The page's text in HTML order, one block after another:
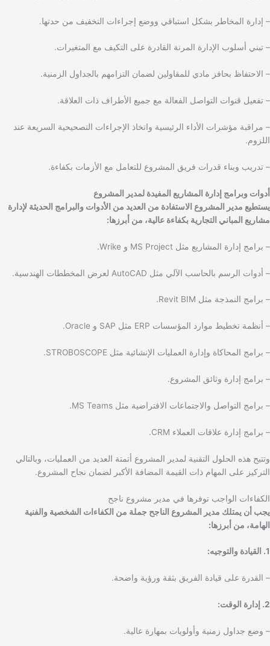
– إدارة المخاطر بشكل استباقي ووضع إجراءات التخفيف من حدتها.
– تبني أسلوب الإدارة المرنة القادرة على التكيف مع المتغيرات.
– الاحتفاظ بحافز مادي للمقاولين لضمان التزامهم بالجداول الزمنية.
– تفعيل قنوات التواصل الفعالة مع جميع الأطراف ذات العلاقة.
– مراقبة مؤشرات الأداء الرئيسية واتخاذ الإجراءات التصحيحية السريعة عند
اللزوم.
– تدريب وبناء قدرات فريق المشروع للتعامل مع الأزمات بكفاءة.
أدوات وبرامج إدارة المشاريع المفيدة لمدير المشروع
يستطيع مدير المشروع الاستفادة من العديد من الأدوات والبرامج الحديثة لإدارة
مشاريع المباني التجارية بكفاءة عالية، من أبرزها:
– برامج إدارة المشاريع مثل MS Project و Wrike.
– أدوات الرسم بالحاسب الآلي مثل AutoCAD لعرض المخططات الهندسية.
– برامج النمذجة مثل Revit BIM.
– أنظمة تخطيط موارد المؤسسات ERP مثل SAP و Oracle.
– برامج المحاكاة وإدارة العمليات الإنشائية مثل STROBOSCOPE.
– برامج إدارة وثائق المشروع.
– برامج التواصل والاجتماعات الافتراضية مثل MS Teams.
– برامج إدارة علاقات العملاء CRM.
وتتيح هذه الحلول التقنية لمدير المشروع أتمتة العديد من العمليات، وبالتالي
التركيز على المهام ذات القيمة المضافة الأكبر لضمان نجاح المشروع.
الكفاءات الواجب توفرها في مدير مشروع ناجح
يجب أن يمتلك مدير المشروع الناجح جملة من الكفاءات الشخصية والفنية
الهامة، من أبرزها:
1. القيادة والتوجيه:
– القدرة على قيادة الفريق بثقة ورؤية واضحة.
2. إدارة الوقت:
– وضع جداول زمنية وأولويات بمهارة عالية.